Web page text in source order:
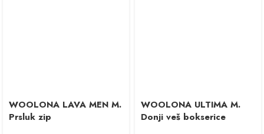
WOOLONA LAVA MEN M.
Prsluk zip
WOOLONA ULTIMA M.
Donji veš bokserice